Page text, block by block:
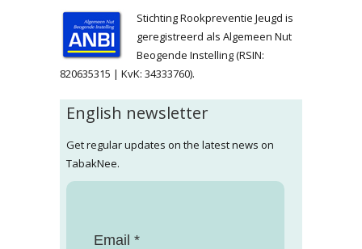
Stichting Rookpreventie Jeugd is
geregistreerd als Algemeen Nut
Beogende Instelling (RSIN:
820635315 | KvK: 34333760).
English newsletter
Get regular updates on the latest news on
TabakNee.
Email *